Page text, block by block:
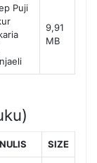
Puji
9,91
MB
SIZE